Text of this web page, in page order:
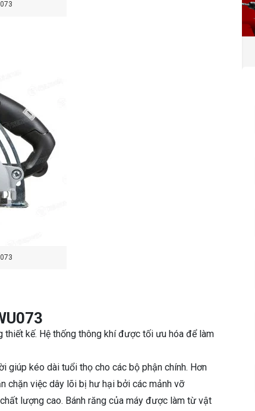
kế. Hệ thống thông khí được tối ưu hóa để làm
giúp kéo dài tuổi thọ cho các bộ phận chính. Hơn
chặn việc dây lõi bị hư hại bởi các mảnh vỡ
lượng cao. Bánh răng của máy được làm từ vật